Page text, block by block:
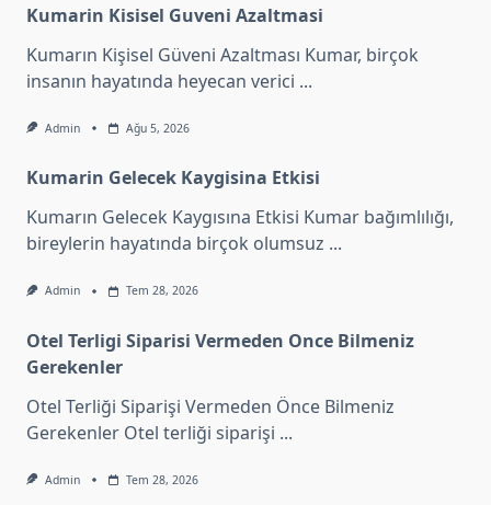
Kumarin Kisisel Guveni Azaltmasi
Kumarın Kişisel Güveni Azaltması Kumar, birçok
insanın hayatında heyecan verici ...
Admin Ağu 5, 2026
Kumarin Gelecek Kaygisina Etkisi
Kumarın Gelecek Kaygısına Etkisi Kumar bağımlılığı,
bireylerin hayatında birçok olumsuz ...
Admin Tem 28, 2026
Otel Terligi Siparisi Vermeden Once Bilmeniz
Gerekenler
Otel Terliği Siparişi Vermeden Önce Bilmeniz
Gerekenler Otel terliği siparişi ...
Admin Tem 28, 2026